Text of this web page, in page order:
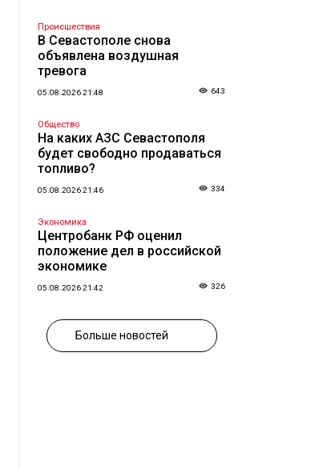
Происшествия
В Севастополе снова
объявлена воздушная
тревога
05.08.2026 21:48 643
Общество
На каких АЗС Севастополя
будет свободно продаваться
топливо?
05.08.2026 21:46 334
Экономика
Центробанк РФ оценил
положение дел в российской
экономике
05.08.2026 21:42 326
Больше новостей